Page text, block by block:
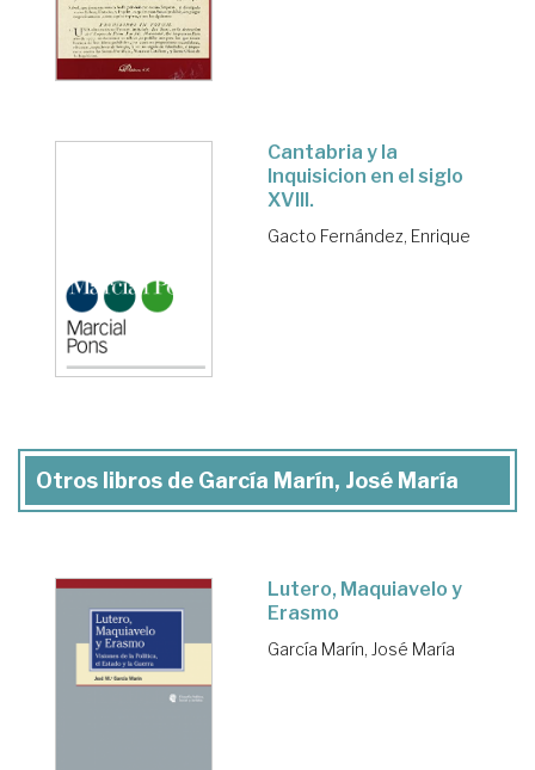
Cantabria y la
Inquisicion en el siglo
XVIII.
Gacto Fernández, Enrique
Otros libros de García Marín, José María
Lutero, Maquiavelo y
Erasmo
García Marín, José María